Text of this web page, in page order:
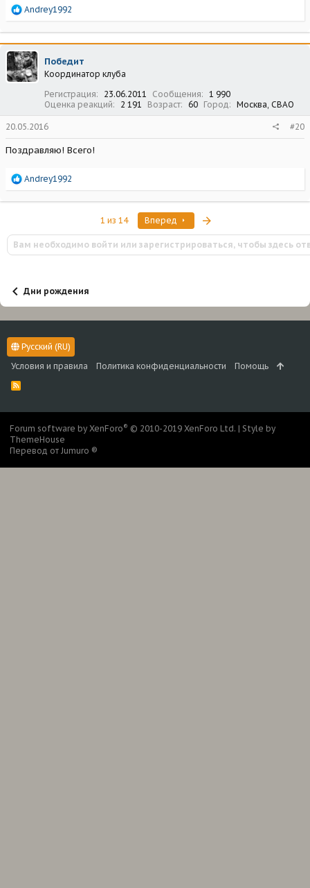
Р
а
к
ц
и
и
Andrey1992
Победит
Координатор клуба
Регистрация
23.06.2011 Сообщения
1 990
Оценка реакций
2 191 Возраст 60 Город Москва, СВАО
20.05.2016 #20
Поздравляю! Всего!
Р
а
и
и
:
Andrey1992
1 из 14 Вперед
Вам необходимо войти или зарегистрироваться, чтобы здесь
Дни рождения
Русский (RU)
Условия и правила
Политика конфиденциальности Помощь
R
Forum software by XenForo® © 2010-2019 XenForo Ltd. | Style by
ThemeHouse
Перевод от Jumuro ®